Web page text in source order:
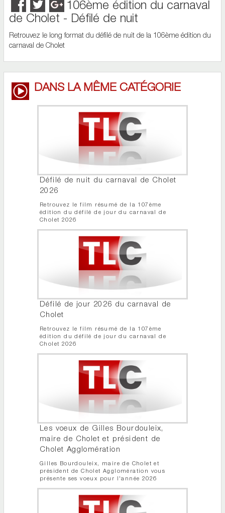
106ème édition du carnaval
de Cholet - Défilé de nuit
Retrouvez le long format du défilé de nuit de la 106ème édition du
carnaval de Cholet
DANS LA MÊME CATÉGORIE
Défilé de nuit du carnaval de Cholet
2026
Retrouvez le film résumé de la 107ème
édition du défilé de jour du carnaval de
Cholet 2026
Défilé de jour 2026 du carnaval de
Cholet
Retrouvez le film résumé de la 107ème
édition du défilé de jour du carnaval de
Cholet 2026
Les voeux de Gilles Bourdouleix,
maire de Cholet et président de
Cholet Agglomération
Gilles Bourdouleix, maire de Cholet et
président de Cholet Agglomération vous
présente ses voeux pour l'année 2026